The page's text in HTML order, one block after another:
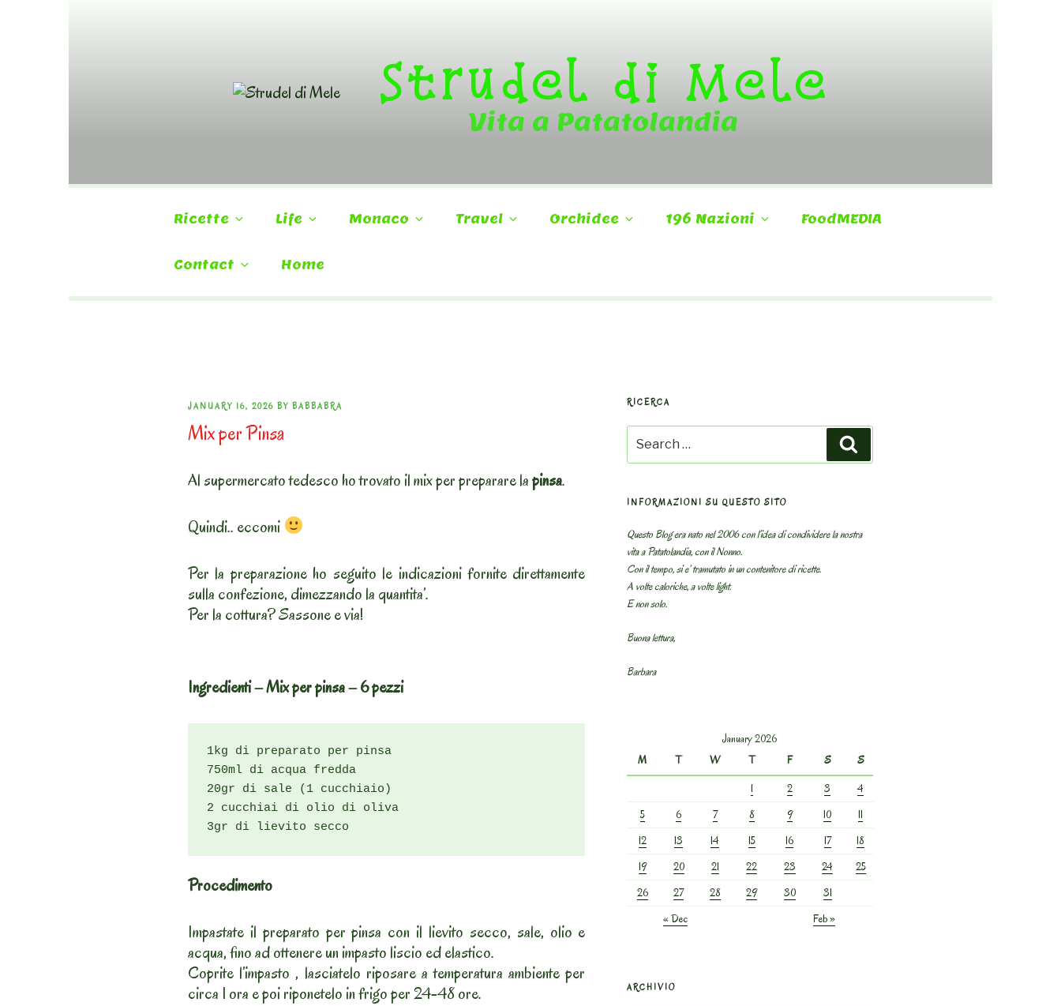
Strudel di Mele
Vita a Patatolandia
Ricette Life Monaco Travel Orchidee 196 Nazioni FoodMEDIA
Contact Home
POSTED
ON
JANUARY 16, 2026 BY BABBABRA
Mix per Pinsa
Al supermercato tedesco ho trovato il mix per preparare lapinsa.
Quindi.. eccomi
Per la preparazione ho seguito le indicazioni fornite direttamente
sulla confezione, dimezzando la quantita’.
Per la cottura? Sassone e via!
Ingredienti – Mix per pinsa – 6 pezzi
1kg di preparato per pinsa
750ml di acqua fredda
20gr di sale (1 cucchiaio)
2 cucchiai di olio di oliva
3gr di lievito secco
Procedimento
Impastate il preparato per pinsa con il lievito secco, sale, olio e
acqua, fino ad ottenere un impasto liscio ed elastico.
Coprite l’impasto , lasciatelo riposare a temperatura ambiente per
circa 1 ora e poi riponetelo in frigo per 24-48 ore.
RICERCA
for:
INFORMAZIONI SU QUESTO SITO
Questo Blog era nato nel 2006 con l’idea di condividere la nostra
vita a Patatolandia, con il Nonno.
Con il tempo, si e’ tramutato in un contenitore di ricette.
A volte caloriche, a volte light.
E non solo.
Buona lettura,
Barbara
January 2026
M
T W T F S
S
1
2 3
4
5
6 7 8 9 10
11
12
13 14 15 16 17
18
19
20 21 22 23 24
25
26
27 28 29 30
31
« Dec
Feb »
ARCHIVIO